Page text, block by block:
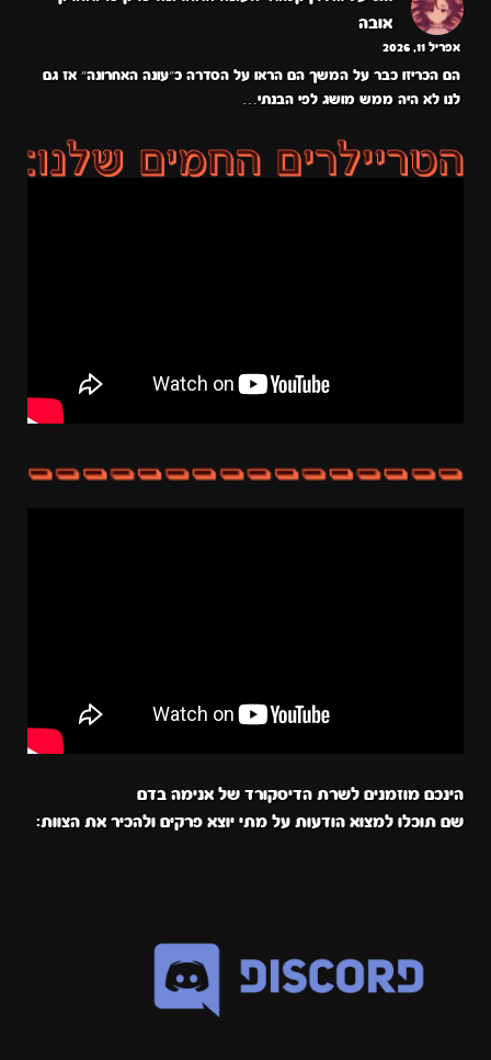
אובה
אפריל 11, 2026
הם הכריזו כבר על המשך הם הראו על הסדרה כ״עונה האחרונה״ אז גם
לנו לא היה ממש מושג לפי הבנתי…
הינכם מוזמנים לשרת הדיסקורד של אנימה בדם
שם תוכלו למצוא הודעות על מתי יוצא פרקים ולהכיר את הצוות: